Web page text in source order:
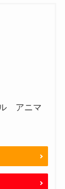
ル アニマ